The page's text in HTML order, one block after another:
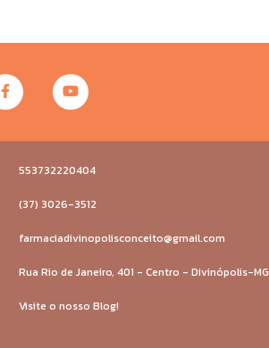
553732220404
(37) 3026-3512
farmaciadivinopolisconceito@gmail.com
Rua Rio de Janeiro, 401 - Centro - Divinópolis-MG
Visite o nosso Blog!